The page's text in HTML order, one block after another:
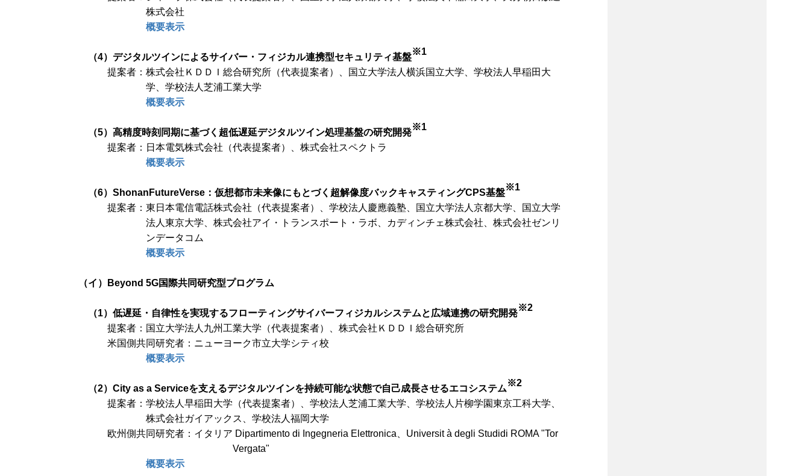
株式会社
概要表示
（4）デジタルツインによるサイバー・フィジカル連携型セキュリティ基盤※1
提案者：株式会社ＫＤＤＩ総合研究所（代表提案者）、国立大学法人横浜国立大学、学校法人早稲田大
学、学校法人芝浦工業大学
概要表示
（5）高精度時刻同期に基づく超低遅延デジタルツイン処理基盤の研究開発※1
提案者：日本電気株式会社（代表提案者）、株式会社スペクトラ
概要表示
（6）ShonanFutureVerse：仮想都市未来像にもとづく超解像度バックキャスティングCPS基盤※1
提案者：東日本電信電話株式会社（代表提案者）、学校法人慶應義塾、国立大学法人京都大学、国立大学
法人東京大学、株式会社アイ・トランスポート・ラボ、カディンチェ株式会社、株式会社ゼンリ
ンデータコム
概要表示
（イ）Beyond 5G国際共同研究型プログラム
（1）低遅延・自律性を実現するフローティングサイバーフィジカルシステムと広域連携の研究開発※2
提案者：国立大学法人九州工業大学（代表提案者）、株式会社ＫＤＤＩ総合研究所
米国側共同研究者：ニューヨーク市立大学シティ校
概要表示
（2）City as a Serviceを支えるデジタルツインを持続可能な状態で自己成長させるエコシステム※2
提案者：学校法人早稲田大学（代表提案者）、学校法人芝浦工業大学、学校法人片柳学園東京工科大学、
株式会社ガイアックス、学校法人福岡大学
欧州側共同研究者：イタリア Dipartimento di Ingegneria Elettronica、Universit à degli Studidi ROMA "Tor
Vergata"
概要表示